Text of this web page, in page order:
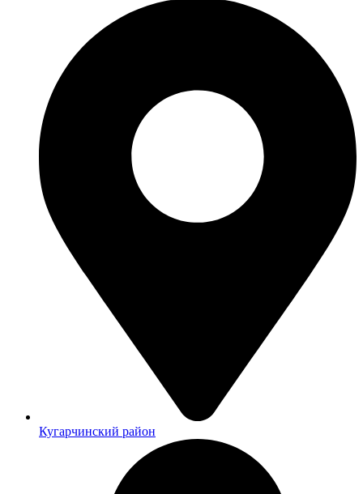
Кугарчинский район